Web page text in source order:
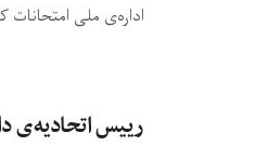
اداره‌ی ملی امتحانات
رییس اتحادیه‌ی